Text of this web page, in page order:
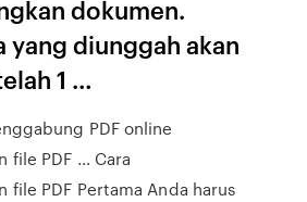
dokumen.
yang diunggah akan
1 …
PDF online
file PDF ... Cara
file PDF Pertama Anda harus